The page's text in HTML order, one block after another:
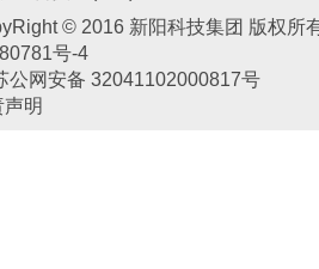
© 2016 新阳科技集团 版权所
号-4
公网安备 32041102000817号
声明